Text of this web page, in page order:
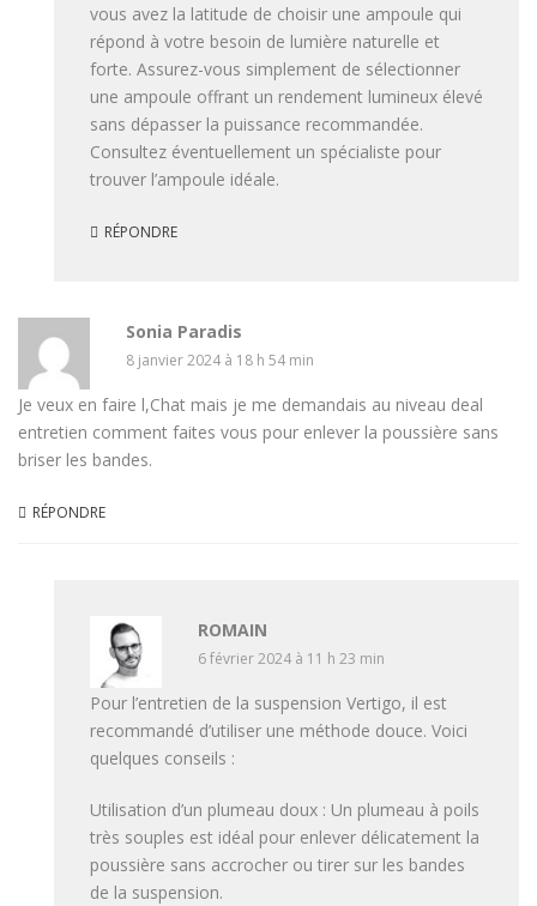
vous avez la latitude de choisir une ampoule qui
répond à votre besoin de lumière naturelle et
forte. Assurez-vous simplement de sélectionner
une ampoule offrant un rendement lumineux élevé
sans dépasser la puissance recommandée.
Consultez éventuellement un spécialiste pour
trouver l’ampoule idéale.
RÉPONDRE
Sonia Paradis
8 janvier 2024 à 18 h 54 min
Je veux en faire l,Chat mais je me demandais au niveau deal
entretien comment faites vous pour enlever la poussière sans
briser les bandes.
RÉPONDRE
ROMAIN
6 février 2024 à 11 h 23 min
Pour l’entretien de la suspension Vertigo, il est
recommandé d’utiliser une méthode douce. Voici
quelques conseils :
Utilisation d’un plumeau doux : Un plumeau à poils
très souples est idéal pour enlever délicatement la
poussière sans accrocher ou tirer sur les bandes
de la suspension.